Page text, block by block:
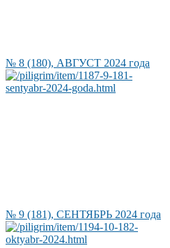
№ 8 (180), АВГУСТ 2024 года
№ 9 (181), СЕНТЯБРЬ 2024 года